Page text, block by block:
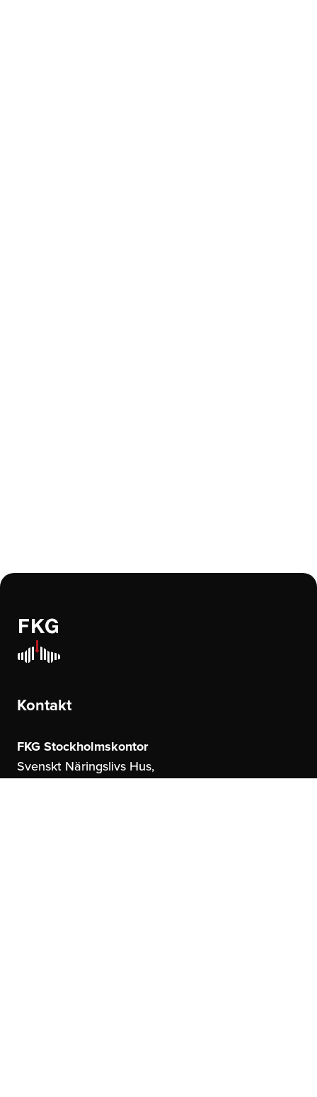
Kontakt
FKG Stockholmskontor
Svenskt Näringslivs Hus,